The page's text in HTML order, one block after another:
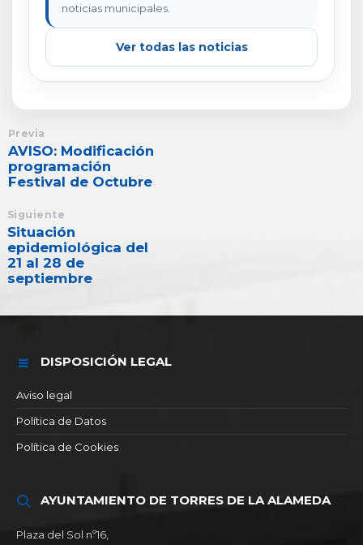
noticias municipales.
Ver todas las noticias
Previa
AVISO: Modificación
programación
Festival de Octubre
Siguiente
Situación
epidemiológica del
21 al 28 de
septiembre
DISPOSICIÓN LEGAL
Aviso legal
Política de Datos
Política de Cookies
AYUNTAMIENTO DE TORRES DE LA ALAMEDA
Plaza del Sol nº16,